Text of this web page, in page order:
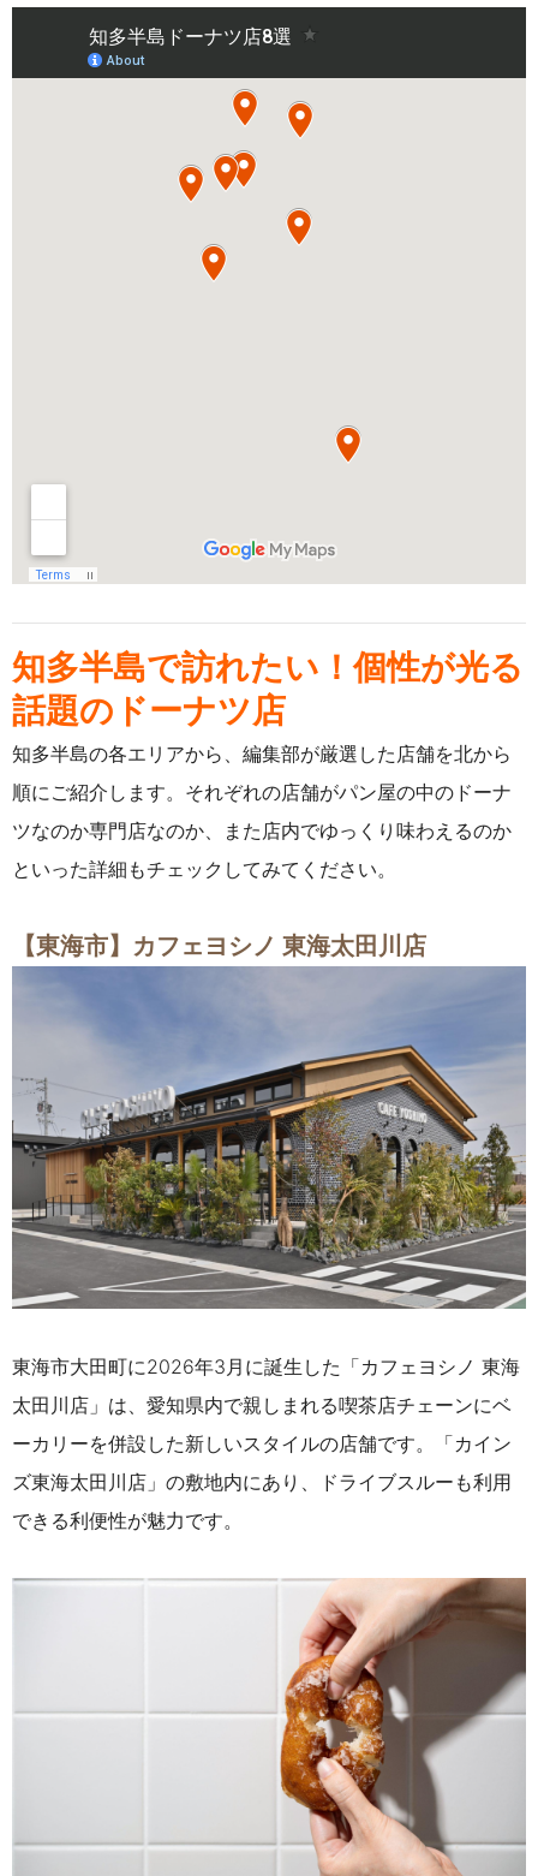
知多半島で訪れたい！個性が光る
話題のドーナツ店
知多半島の各エリアから、編集部が厳選した店舗を北から
順にご紹介します。それぞれの店舗がパン屋の中のドーナ
ツなのか専門店なのか、また店内でゆっくり味わえるのか
といった詳細もチェックしてみてください。
【東海市】カフェヨシノ 東海太田川店
東海市大田町に2026年3月に誕生した「カフェヨシノ 東海
太田川店」は、愛知県内で親しまれる喫茶店チェーンにベ
ーカリーを併設した新しいスタイルの店舗です。「カイン
ズ東海太田川店」の敷地内にあり、ドライブスルーも利用
できる利便性が魅力です。